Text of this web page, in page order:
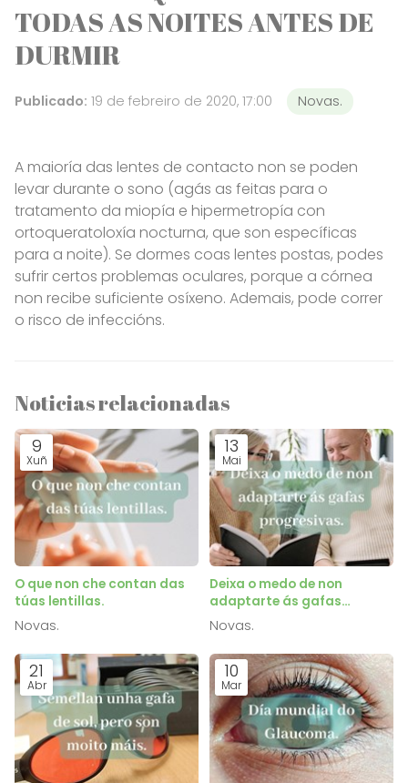
TODAS AS NOITES ANTES DE
DURMIR
Publicado: 19 de febreiro de 2020, 17:00 Novas.
A maioría das lentes de contacto non se poden
levar durante o sono (agás as feitas para o
tratamento da miopía e hipermetropía con
ortoqueratoloxía nocturna, que son específicas
para a noite). Se dormes coas lentes postas, podes
sufrir certos problemas oculares, porque a córnea
non recibe suficiente osíxeno. Ademais, pode correr
o risco de infeccións.
Noticias relacionadas
9
Xuñ
O que non che contan das
túas lentillas.
Novas.
13
Mai
Deixa o medo de non
adaptarte ás gafas
progresivas.
Novas.
21
Abr
10
Mar